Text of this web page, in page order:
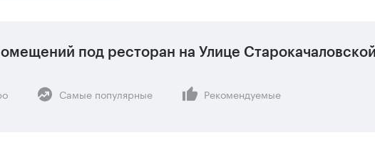
под ресторан на Улице
Самые популярные Рекомендуемые